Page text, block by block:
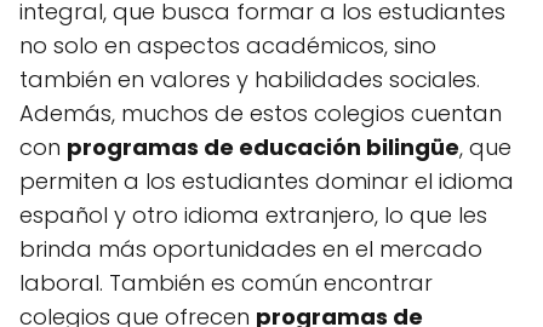
integral, que busca formar a los estudiantes
no solo en aspectos académicos, sino
también en valores y habilidades sociales.
Además, muchos de estos colegios cuentan
con programas de educación bilingüe, que
permiten a los estudiantes dominar el idioma
español y otro idioma extranjero, lo que les
brinda más oportunidades en el mercado
laboral. También es común encontrar
colegios que ofrecen programas de